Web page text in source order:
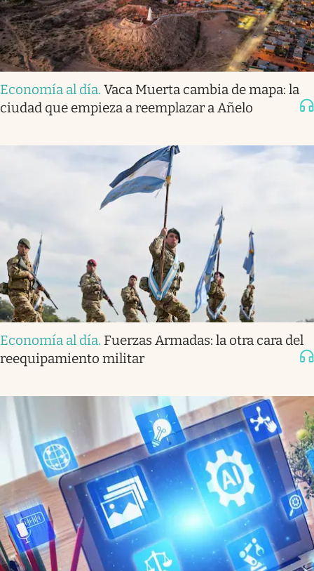
Economía al día. Vaca Muerta cambia de mapa: la
ciudad que empieza a reemplazar a Añelo
Economía al día. Fuerzas Armadas: la otra cara del
reequipamiento militar